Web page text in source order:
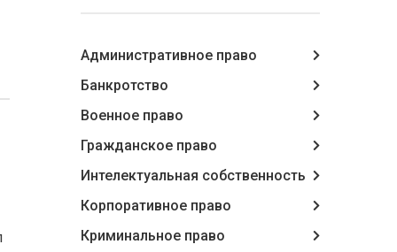
Административное право
Банкротство
Военное право
Гражданское право
Интелектуальная собственность
Корпоративное право
Криминальное право